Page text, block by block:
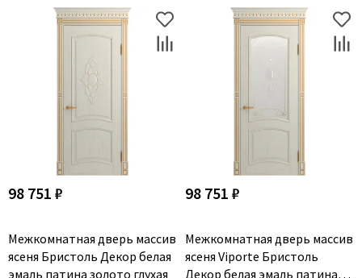
98 751 ₽
Межкомнатная дверь массив
ясеня Бристоль Декор белая
эмаль патина золото глухая
98 751 ₽
Межкомнатная дверь массив
ясеня Viporte Бристоль
Декор белая эмаль патина